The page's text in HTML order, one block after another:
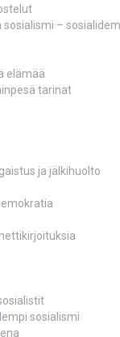
sosialismi –
elämää
tarinat
ja jälkihuolto
sosialismi